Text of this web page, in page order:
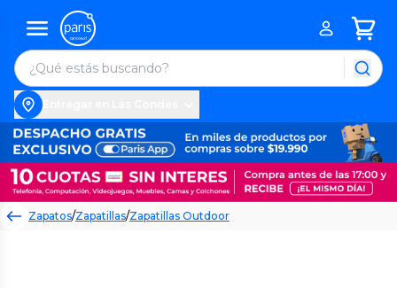
Zapatos/Zapatillas/Zapatillas Outdoor